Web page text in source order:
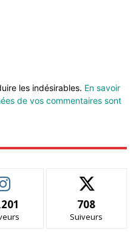
les indésirables. En savoir
de vos commentaires sont
708
Suiveurs